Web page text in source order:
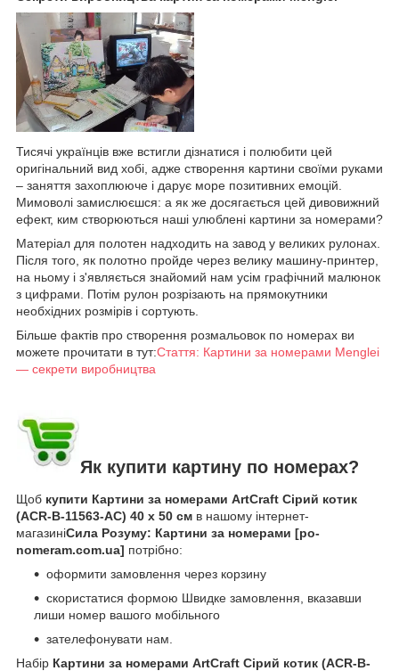
Тисячі українців вже встигли дізнатися і полюбити цей
оригінальний вид хобі, адже створення картини своїми руками
– заняття захоплююче і дарує море позитивних емоцій.
Мимоволі замислюєшся: а як же досягається цей дивовижний
ефект, ким створюються наші улюблені картини за номерами?
Матеріал для полотен надходить на завод у великих рулонах.
Після того, як полотно пройде через велику машину-принтер,
на ньому і з'являється знайомий нам усім графічний малюнок
з цифрами. Потім рулон розрізають на прямокутники
необхідних розмірів і сортують.
Більше фактів про створення розмальовок по номерах ви
можете прочитати в тут:Стаття: Картини за номерами Menglei
— секрети виробництва
Як купити картину по номерах?
Щоб купити Картини за номерами ArtCraft Сірий котик
(ACR-B-11563-AC) 40 х 50 см в нашому інтернет-
магазиніСила Розуму: Картини за номерами [po-
nomeram.com.ua] потрібно:
оформити замовлення через корзину
скористатися формою Швидке замовлення, вказавши
лиши номер вашого мобільного
зателефонувати нам.
Набір Картини за номерами ArtCraft Сірий котик (ACR-B-